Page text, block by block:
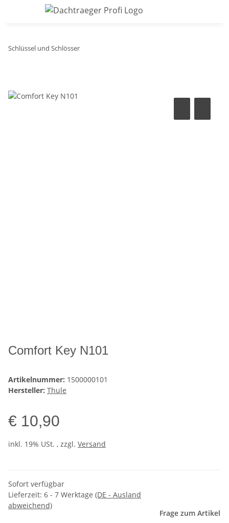
Schlüssel und Schlösser
Comfort Key N101
Artikelnummer: 1500000101
Hersteller: Thule
€ 10,90
inkl. 19% USt. , zzgl. Versand
Sofort verfügbar
Lieferzeit: 6 - 7 Werktage (DE - Ausland
abweichend)
Frage zum Artikel